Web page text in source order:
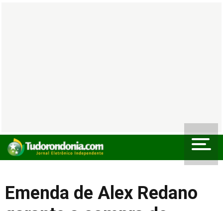
Emenda de Alex Redano